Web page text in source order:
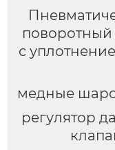
с
медные
регулятор